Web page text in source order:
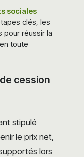
sociales
clés, les
pour réussir la
toute
cession
stipulé
le prix net,
lors